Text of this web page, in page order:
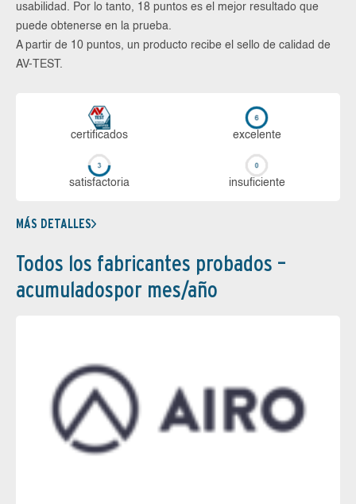
usabilidad. Por lo tanto, 18 puntos es el mejor resultado que
puede obtenerse en la prueba.
A partir de 10 puntos, un producto recibe el sello de calidad de
AV-TEST.
certi­ficados ex­ce­len­te
sa­tis­fac­to­ria in­su­fi­cien­te
MÁS DETALLES
Todos los fabricantes probados –
acumuladospor mes/año